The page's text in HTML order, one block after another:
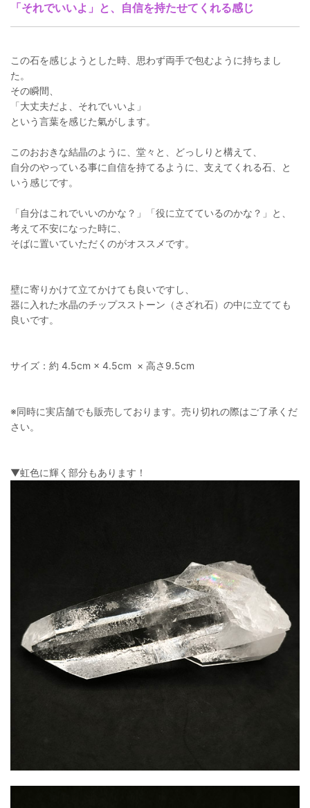
「それでいいよ」と、自信を持たせてくれる感じ
この石を感じようとした時、思わず両手で包むように持ちまし
た。
その瞬間、
「大丈夫だよ、それでいいよ」
という言葉を感じた氣がします。
このおおきな結晶のように、堂々と、どっしりと構えて、
自分のやっている事に自信を持てるように、支えてくれる石、と
いう感じです。
「自分はこれでいいのかな？」「役に立てているのかな？」と、
考えて不安になった時に、
そばに置いていただくのがオススメです。
壁に寄りかけて立てかけても良いですし、
器に入れた水晶のチップスストーン（さざれ石）の中に立てても
良いです。
サイズ：約 4.5cm × 4.5cm × 高さ9.5cm
※同時に実店舗でも販売しております。売り切れの際はご了承くだ
さい。
▼虹色に輝く部分もあります！